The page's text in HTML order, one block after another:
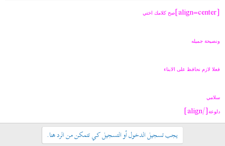
[align=center] صح كلامك اختي
ونصيحة جميله
فعلا لازم نحافظ على الابناء
سلامي
دلوعة[/align]
يجب تسجيل الدخول أو التسجيل كي تتمكن من الرد هنا.